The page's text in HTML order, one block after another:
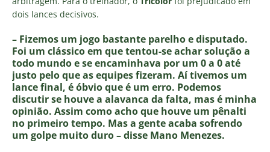
dois lances decisivos.
– Fizemos um jogo bastante parelho e disputado.
Foi um clássico em que tentou-se achar solução a
todo mundo e se encaminhava por um 0 a 0 até
justo pelo que as equipes fizeram. Aí tivemos um
lance final, é óbvio que é um erro. Podemos
discutir se houve a alavanca da falta, mas é minha
opinião. Assim como acho que houve um pênalti
no primeiro tempo. Mas a gente acaba sofrendo
um golpe muito duro – disse Mano Menezes.